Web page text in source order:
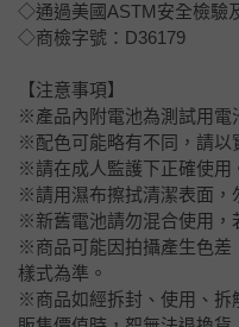
◇通過美國ASTM安全檢驗
◇商檢字號：D36179
【注意事項】
※產品內附電池為測試用電
※配色可能略有不同，請以
※請在成人監護下正確使用
※請用濕布擦拭清潔表面，
※新舊電池請勿混合使用，
※商品可能因拍攝產生色差
樣式為準。
※商品如經拆封、使用、拆